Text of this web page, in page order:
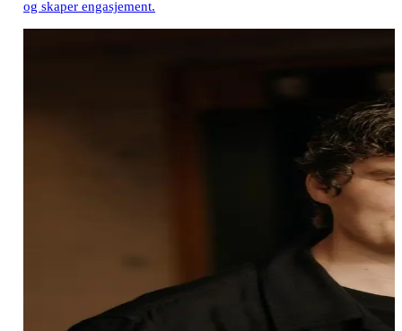
og skaper engasjement.